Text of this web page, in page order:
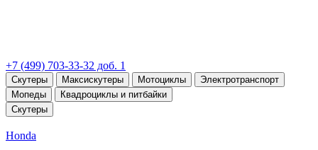
+7 (499) 703-33-32 доб. 1
Скутеры Максискутеры Мотоциклы
Электротранспорт
Мопеды
Квадроциклы и питбайки
Скутеры
Honda